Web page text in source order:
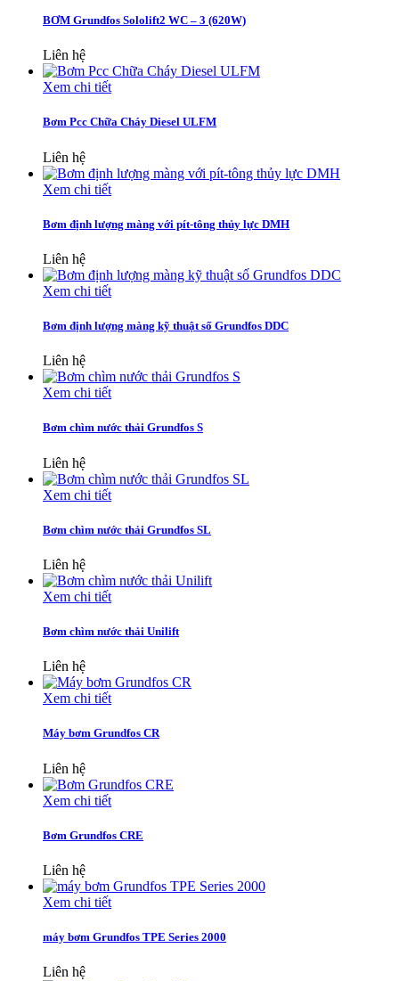
BƠM Grundfos Sololift2 WC – 3 (620W)
Liên hệ
Xem chi tiết
Bơm Pcc Chữa Cháy Diesel ULFM
Liên hệ
Xem chi tiết
Bơm định lượng màng với pít-tông thủy lực DMH
Liên hệ
Xem chi tiết
Bơm định lượng màng kỹ thuật số Grundfos DDC
Liên hệ
Xem chi tiết
Bơm chìm nước thải Grundfos S
Liên hệ
Xem chi tiết
Bơm chìm nước thải Grundfos SL
Liên hệ
Xem chi tiết
Bơm chìm nước thải Unilift
Liên hệ
Xem chi tiết
Máy bơm Grundfos CR
Liên hệ
Xem chi tiết
Bơm Grundfos CRE
Liên hệ
Xem chi tiết
máy bơm Grundfos TPE Series 2000
Liên hệ